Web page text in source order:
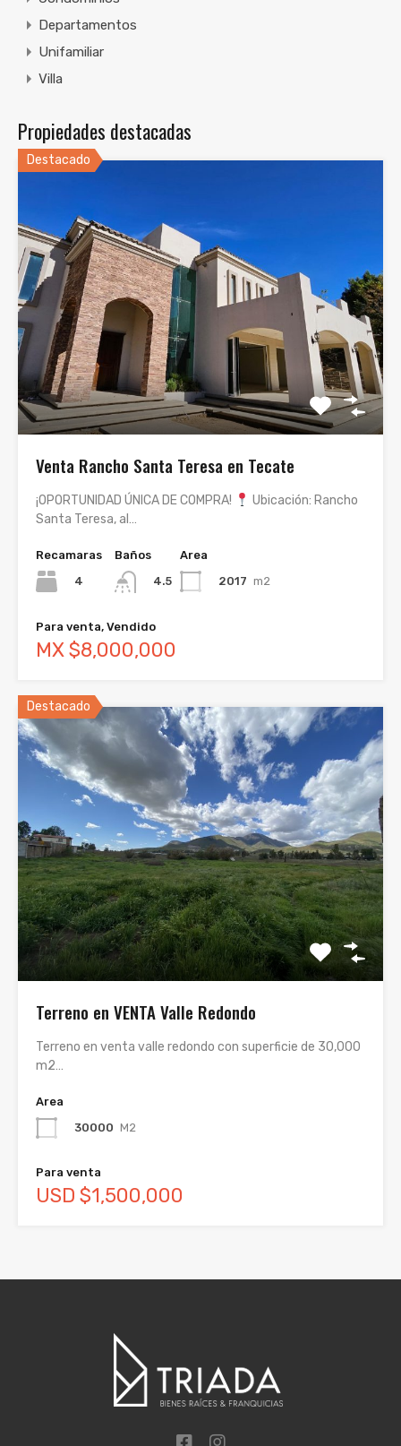
Departamentos
Unifamiliar
Villa
Propiedades destacadas
Destacado
Venta Rancho Santa Teresa en Tecate
¡OPORTUNIDAD ÚNICA DE COMPRA!
Ubicación: Rancho
Santa Teresa, al…
Recamaras
4
Baños
4.5
Area
2017 m2
Para venta, Vendido
MX $8,000,000
Destacado
Terreno en VENTA Valle Redondo
Terreno en venta valle redondo con superficie de 30,000
m2…
Area
30000 M2
Para venta
USD $1,500,000